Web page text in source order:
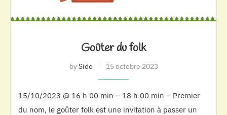
Goûter du folk
bySido 15 octobre 2023
15/10/2023 @ 16 h 00 min – 18 h 00 min – Premier
du nom, le goûter folk est une invitation à passer un